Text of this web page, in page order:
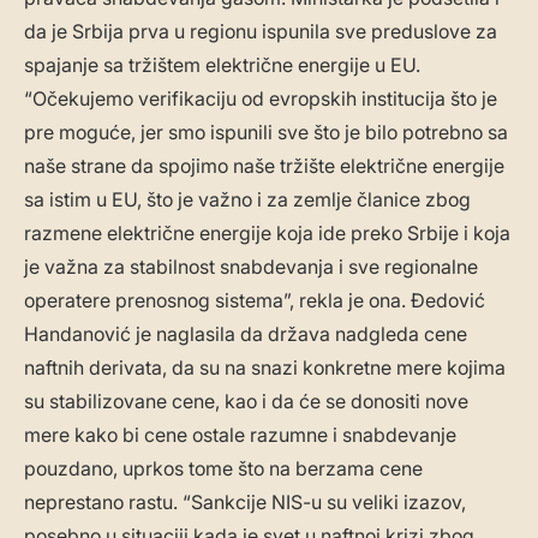
da je Srbija prva u regionu ispunila sve preduslove za
spajanje sa tržištem električne energije u EU.
“Očekujemo verifikaciju od evropskih institucija što je
pre moguće, jer smo ispunili sve što je bilo potrebno sa
naše strane da spojimo naše tržište električne energije
sa istim u EU, što je važno i za zemlje članice zbog
razmene električne energije koja ide preko Srbije i koja
je važna za stabilnost snabdevanja i sve regionalne
operatere prenosnog sistema”, rekla je ona. Đedović
Handanović je naglasila da država nadgleda cene
naftnih derivata, da su na snazi konkretne mere kojima
su stabilizovane cene, kao i da će se donositi nove
mere kako bi cene ostale razumne i snabdevanje
pouzdano, uprkos tome što na berzama cene
neprestano rastu. “Sankcije NIS-u su veliki izazov,